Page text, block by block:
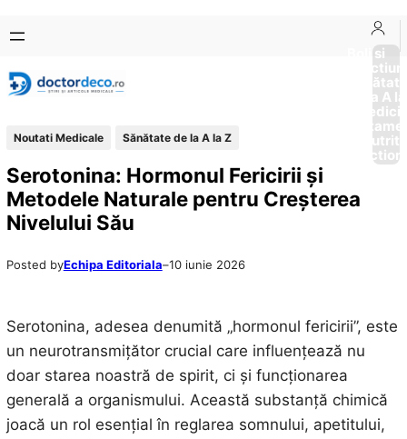
conținut
content
Boli si
Afectiuni
Sănătate
de la A
Noutati Medicale Sănătate de la A la Z
Serotonina: Hormonul Fericirii și
Metodele Naturale pentru Creșterea
Nivelului Său
Posted byEchipa Editoriala–10 iunie 2026
Serotonina, adesea denumită „hormonul fericirii”, este
un neurotransmițător crucial care influențează nu
doar starea noastră de spirit, ci și funcționarea
generală a organismului. Această substanță chimică
joacă un rol esențial în reglarea somnului, apetitului,